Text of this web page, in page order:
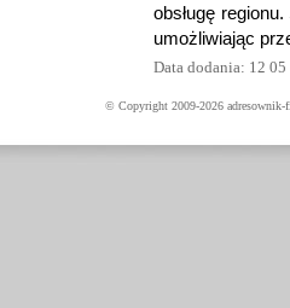
obsługę
umożliwiając
Data dodania: 12
© Copyright 2009-2026